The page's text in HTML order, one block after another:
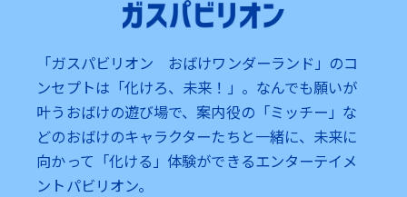
開
2026年03月27日
オンの外膜
を利活用し
た木質空間
ユニット
「つな木」
が万博レガ
「ガスパビリオン おばけワンダーランド」のコ
ンセプトは「化けろ、未来！」。なんでも願いが
叶うおばけの遊び場で、案内役の「ミッチー」な
どのおばけのキャラクターたちと一緒に、未来に
向かって「化ける」体験ができるエンターテイメ
ントパビリオン。